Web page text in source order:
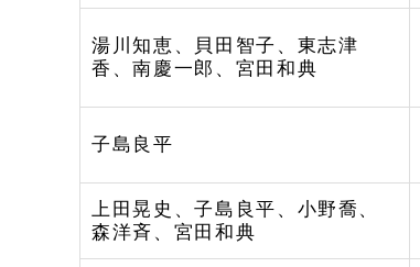
湯川知恵、貝田智子、東志津
香、南慶一郎、宮田和典
子島良平
上田晃史、子島良平、小野喬、
森洋斉、宮田和典